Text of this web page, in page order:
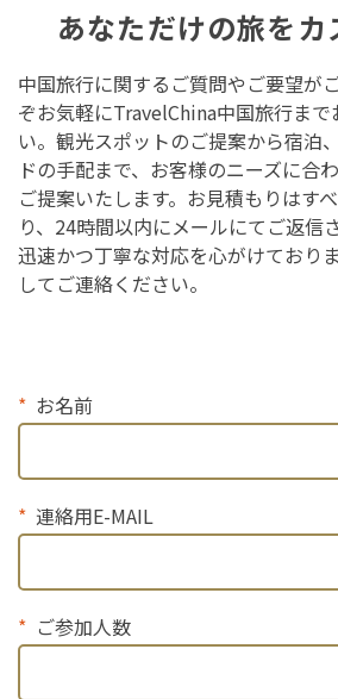
あなただけの旅をカ
中国旅行に関するご質問やご要望が
ぞお気軽にTravelChina中国旅行ま
い。観光スポットのご提案から宿泊
ドの手配まで、お客様のニーズに合
ご提案いたします。お見積もりはす
り、24時間以内にメールにてご返信
迅速かつ丁寧な対応を心がけており
してご連絡ください。
お名前
連絡用E-MAIL
ご参加人数